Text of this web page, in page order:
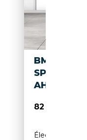
BMW X3 M
SPORT
AHK PANO
82 990€
Électrique/